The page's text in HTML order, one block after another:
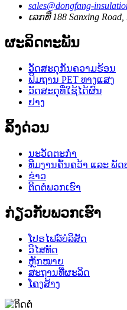
sales@dongfang-
ເລກທີ່ 188 Sanxing
ຜະລິດຕະພັນ
ວັດສະດຸກັນຄວາມຮ້ອນ
ຟິມຖານ PET ທາງແສງ
ວັດສະດຸທີ່ໃຊ້ໄດ້ຜົນ
ຢາງ
ລິ້ງດ່ວນ
ນະວັດຕະກໍາ
ທີມງານຄົ້ນຄວ້າ ແລະ ພັດ
ຂ່າວ
ຕິດຕໍ່ພວກເຮົາ
ກ່ຽວກັບພວກເຮົາ
ໂປຣໄຟລ໌ບໍລິສັດ
ວິໄສທັດ
ຫຼັກໝາຍ
ສະຖານທີ່ຜະລິດ
ໂຄງສ້າງ